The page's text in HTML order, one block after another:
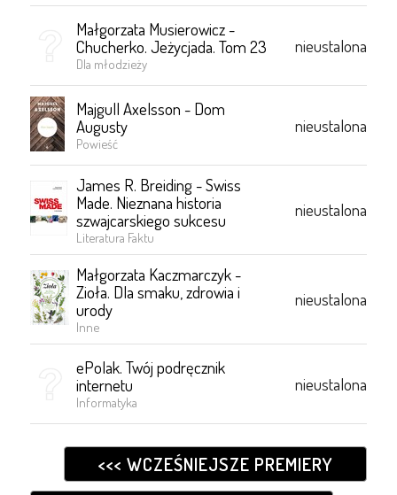
Małgorzata Musierowicz -
Chucherko. Jeżycjada. Tom 23
Dla młodzieży
nieustalona
Majgull Axelsson - Dom
Augusty
Powieść
nieustalona
James R. Breiding - Swiss
Made. Nieznana historia
szwajcarskiego sukcesu
Literatura Faktu
nieustalona
Małgorzata Kaczmarczyk -
Zioła. Dla smaku, zdrowia i
urody
Inne
nieustalona
ePolak. Twój podręcznik
internetu
Informatyka
nieustalona
<<< WCZEŚNIEJSZE PREMIERY